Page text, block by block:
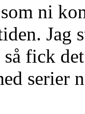
ni
Jag
så fick
serier